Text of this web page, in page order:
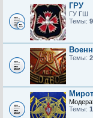
ГРУ
ГУ ГШ
Темы:
Темы:
Темы: